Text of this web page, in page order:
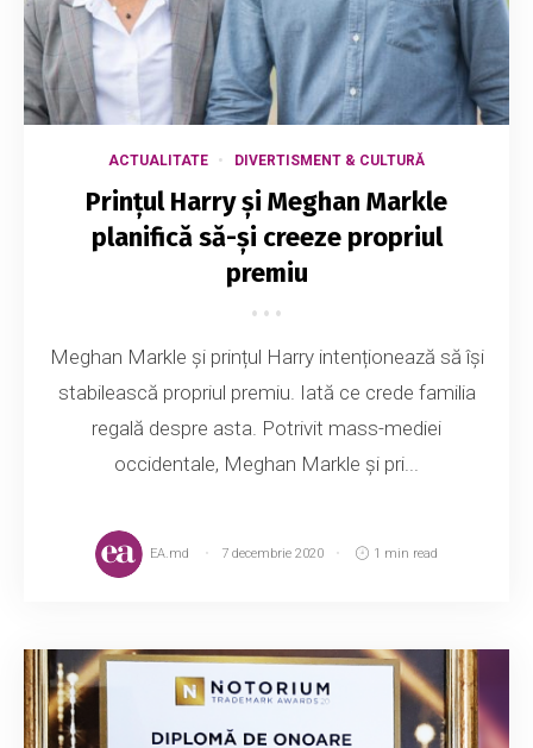
ACTUALITATE DIVERTISMENT & CULTURĂ
Prințul Harry și Meghan Markle
planifică să-și creeze propriul
premiu
Meghan Markle și prințul Harry intenționează să își
stabilească propriul premiu. Iată ce crede familia
regală despre asta. Potrivit mass-mediei
occidentale, Meghan Markle și pri...
EA.md 7 decembrie 2020 1 min read